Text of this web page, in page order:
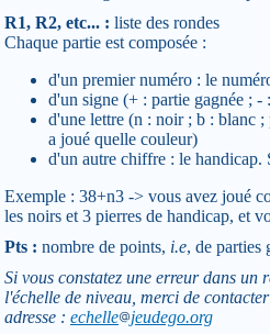
R1, R2, etc... : liste des rondes
Chaque partie est composée :
d'un premier numéro : le
d'un signe (+ : partie gagnée ;
d'une lettre (n : noir ; b : blanc ;
a joué quelle couleur)
d'un autre chiffre : le handicap.
Exemple : 38+n3 -> vous avez joué
les noirs et 3 pierres de handicap, et
Pts : nombre de points, i.e, de parties
Si vous constatez une erreur dans un
l'échelle de niveau, merci de
adresse : echelle jeudego.org